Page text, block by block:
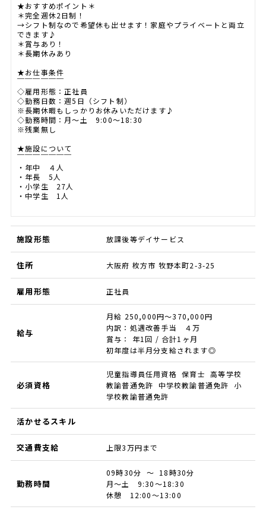
★おすすめポイント＊
＊完全週休2日制！
→シフト制なので希望休も出せます！家庭やプライベートと両立
できます♪
＊賞与あり！
＊長期休みあり
★お仕事条件
￣￣￣￣￣￣
◇雇用形態：正社員
◇勤務日数：週5日（シフト制）
※長期休暇もしっかりお休みいただけます♪
◇勤務時間：月～土 9:00～18:30
※残業無し
★施設について
￣￣￣￣￣￣￣
・年中 ４人
・年長 5人
・小学生 27人
・中学生 1人
施設形態 放課後等デイサービス
住所 大阪府 枚方市 牧野本町2-3-25
雇用形態 正社員
給与
月給 250,000円～370,000円
内訳：処遇改善手当 ４万
賞与： 年1回 / 合計1ヶ月
初年度は半月分支給されます◎
必須資格
児童指導員任用資格 保育士 高等学校
教諭普通免許 中学校教諭普通免許 小
学校教諭普通免許
活かせるスキル
交通費支給 上限3万円まで
勤務時間
09時30分 ～ 18時30分
月～土 9:30～18:30
休憩 12:00～13:00